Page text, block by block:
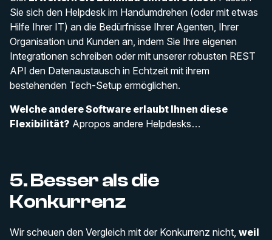
Sie sich den Helpdesk im Handumdrehen (oder mit etwas
Hilfe Ihrer IT) an die Bedürfnisse Ihrer Agenten, Ihrer
Organisation und Kunden an, indem Sie Ihre eigenen
Integrationen schreiben oder mit unserer robusten REST
API den Datenaustausch in Echtzeit mit ihrem
bestehenden Tech-Setup ermöglichen.
Welche andere Software erlaubt Ihnen diese
Flexibilität? Apropos andere Helpdesks…
5. Besser als die
Konkurrenz
Wir scheuen den Vergleich mit der Konkurrenz nicht, weil